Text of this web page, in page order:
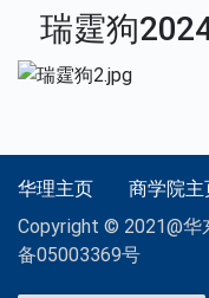
瑞霆狗
华理主页 商学院主
Copyright © 2021@华
备05003369号